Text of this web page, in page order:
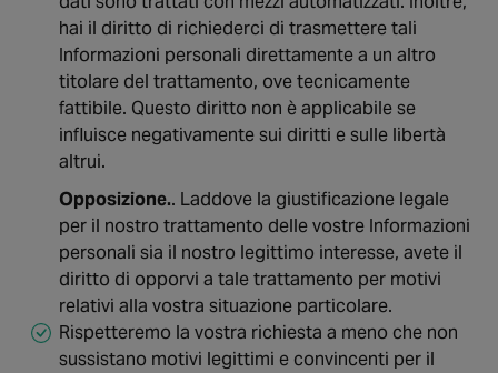
hai il diritto di richiederci di trasmettere tali
Informazioni personali direttamente a un altro
titolare del trattamento, ove tecnicamente
fattibile. Questo diritto non è applicabile se
influisce negativamente sui diritti e sulle libertà
altrui.
Opposizione.. Laddove la giustificazione legale
per il nostro trattamento delle vostre Informazioni
personali sia il nostro legittimo interesse, avete il
diritto di opporvi a tale trattamento per motivi
relativi alla vostra situazione particolare.
Rispetteremo la vostra richiesta a meno che non
sussistano motivi legittimi e convincenti per il